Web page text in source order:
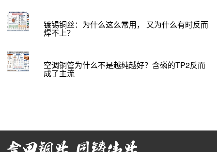
镀锡铜丝：为什么这么常用， 又为什么有时反而
焊不上？
空调铜管为什么不是越纯越好？含磷的TP2反而
成了主流